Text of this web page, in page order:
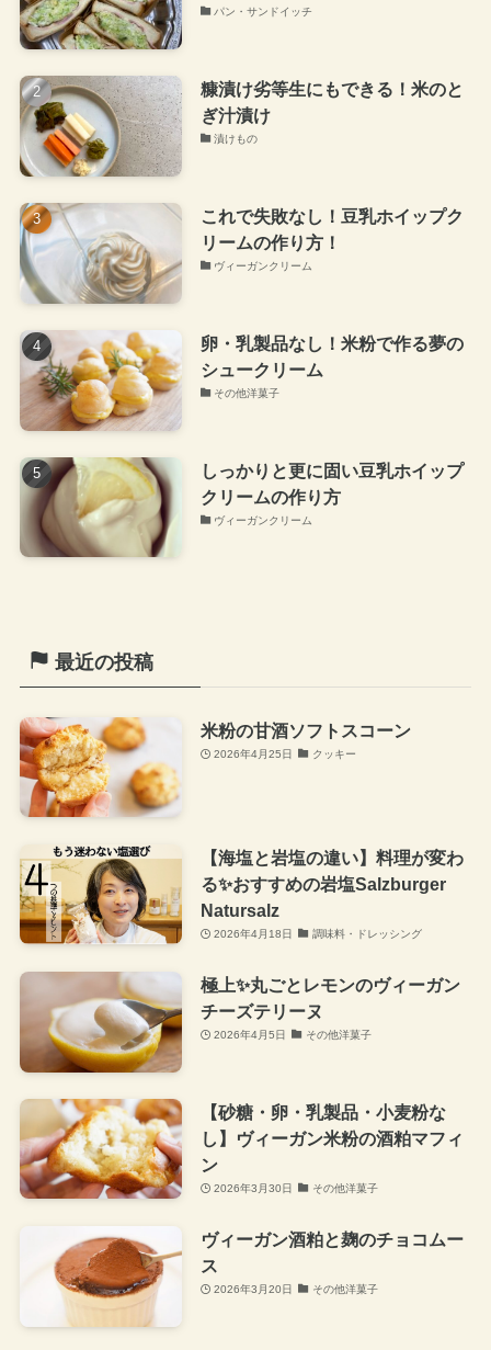
パン・サンドイッチ
糠漬け劣等生にもできる！米のと
ぎ汁漬け
漬けもの
これで失敗なし！豆乳ホイップク
リームの作り方！
ヴィーガンクリーム
卵・乳製品なし！米粉で作る夢の
シュークリーム
その他洋菓子
しっかりと更に固い豆乳ホイップ
クリームの作り方
ヴィーガンクリーム
最近の投稿
米粉の甘酒ソフトスコーン
2026年4月25日 クッキー
【海塩と岩塩の違い】料理が変わ
る✨おすすめの岩塩Salzburger
Natursalz
2026年4月18日 調味料・ドレッシング
極上✨丸ごとレモンのヴィーガン
チーズテリーヌ
2026年4月5日 その他洋菓子
【砂糖・卵・乳製品・小麦粉な
し】ヴィーガン米粉の酒粕マフィ
ン
2026年3月30日 その他洋菓子
ヴィーガン酒粕と麹のチョコムー
ス
2026年3月20日 その他洋菓子